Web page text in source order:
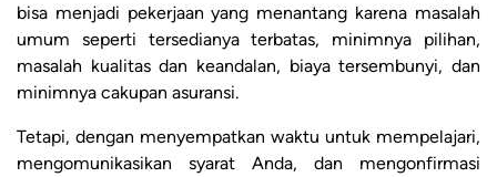
bisa menjadi pekerjaan yang menantang karena masalah
umum seperti tersedianya terbatas, minimnya pilihan,
masalah kualitas dan keandalan, biaya tersembunyi, dan
minimnya cakupan asuransi.
Tetapi, dengan menyempatkan waktu untuk mempelajari,
mengomunikasikan syarat Anda, dan mengonfirmasi